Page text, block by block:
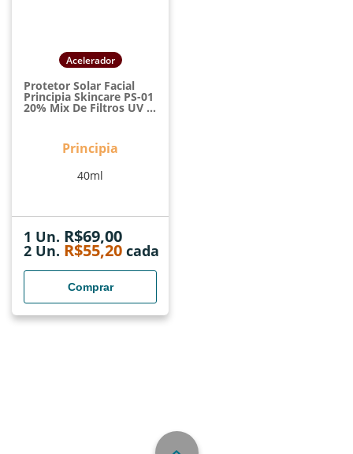
Acelerador
Protetor Solar Facial
Principia Skincare PS-01
20% Mix De Filtros UV +
Principia
40ml
1 Un. R$69,00
2 Un. R$55,20 cada
Comprar